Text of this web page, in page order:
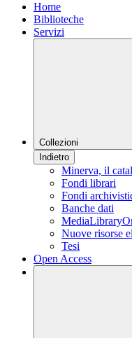
Home
Biblioteche
Servizi
Collezioni
Indietro
Minerva, il
Fondi librari
Fondi
Banche dati
Nuove risorse
Tesi
Open Access